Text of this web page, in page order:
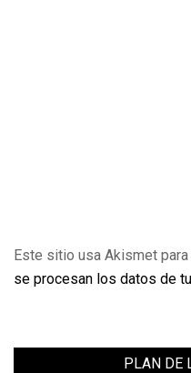
Este sitio usa Akismet
se procesan los datos de
PLAN DE